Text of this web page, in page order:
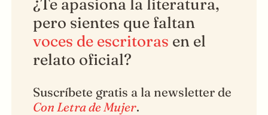
¿Te apasiona la literatura,
pero sientes que faltan
voces de escritoras en el
relato oficial?
Suscríbete gratis a la newsletter de
Con Letra de Mujer.